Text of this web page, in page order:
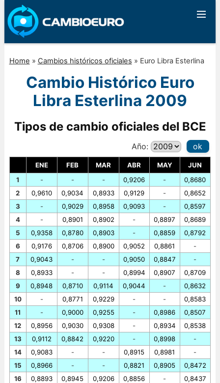
Home » Cambios históricos oficiales » Euro Libra Esterlina
Cambio Histórico Euro
Libra Esterlina 2009
Tipos de cambio oficiales del BCE
Año: ok
ENE FEB MAR ABR MAY
JUN
1
2
3
4
5
6
7
8
9
10
11
12
13
14
15
16
-
0,9610
-
-
0,9358
0,9176
0,9043
0,8933
0,8948
-
-
0,8956
0,9112
0,9083
0,8966
0,8893
-
0,9034
0,9029
0,8901
0,8780
0,8706
-
-
0,8710
0,8771
0,9000
0,9030
0,8842
-
-
0,8945
-
0,8933
0,8958
0,8902
0,8903
0,8900
-
-
0,9114
0,9229
0,9255
0,9308
0,9220
-
-
0,9206
0,9206
0,9129
0,9093
-
-
0,9052
0,9050
0,8994
0,9044
-
-
-
-
0,8915
0,8821
0,8856
-
-
-
0,8897
0,8859
0,8861
0,8847
0,8907
-
-
0,8986
0,8934
0,8998
0,8981
0,8905
-
0,8680
0,8652
0,8597
0,8689
0,8792
-
-
0,8709
0,8632
0,8583
0,8507
0,8538
-
-
0,8472
0,8437